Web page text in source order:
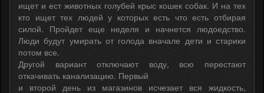
ищет и ест животных голубей крыс кошек собак. И на тех
кто ищет тех людей у которых есть что есть отбирая
силой. Пройдет еще неделя и начнется людоедство.
Люди будут умирать от голода вначале дети и старики
потом все.
Другой вариант отключают воду, всю перестают
откачивать канализацию. Первый
и второй день из магазинов исчезает вся жидкость,